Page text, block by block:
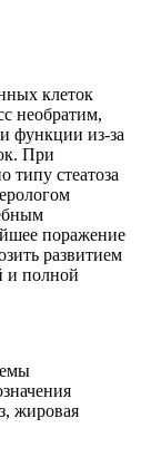
клеток
необратим,
функции из-за
При
стеатоза
поражение
развитием
и полной
жировая